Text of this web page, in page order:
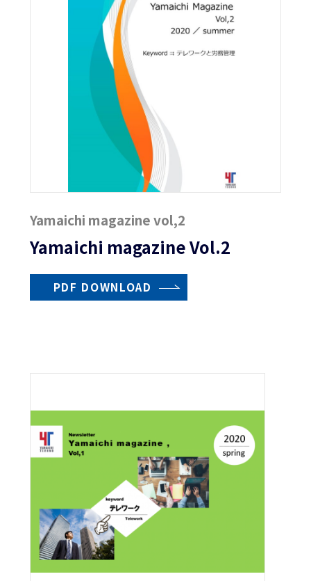
Yamaichi magazine vol,2
Yamaichi magazine Vol.2
PDF DOWNLOAD